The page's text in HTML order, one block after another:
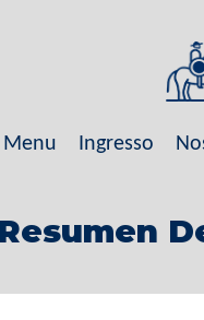
Menu Ingresso
Resumen